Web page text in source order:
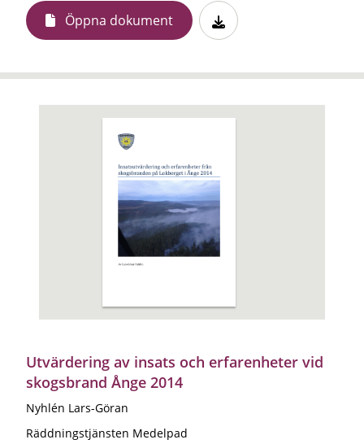
Öppna dokument
Utvärdering av insats och erfarenheter vid
skogsbrand Ånge 2014
Nyhlén Lars-Göran
Räddningstjänsten Medelpad